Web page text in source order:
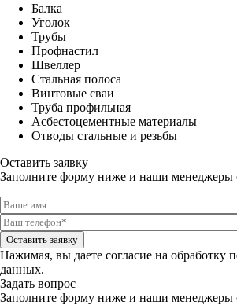
Балка
Уголок
Трубы
Профнастил
Швеллер
Стальная полоса
Винтовые сваи
Труба профильная
Асбестоцементные материалы
Отводы стальные и резьбы
Оставить заявку
Заполните форму ниже и наши менеджеры
Оставить заявку
Нажимая, вы даете согласие на обработку
данных.
Задать вопрос
Заполните форму ниже и наши менеджеры